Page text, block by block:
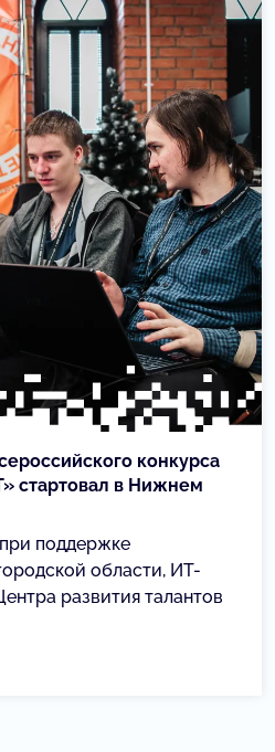
конкурса
стартовал в Нижнем
поддержке
области, ИТ-
развития талантов